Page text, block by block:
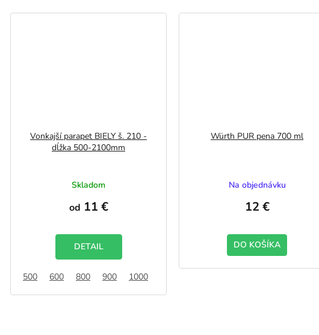
Vonkajší parapet BIELY š. 210 -
dĺžka 500-2100mm
Skladom
od 11 €
DETAIL
500 600 800 900 1000
Würth PUR pena 700 ml
Na objednávku
12 €
DO KOŠÍKA